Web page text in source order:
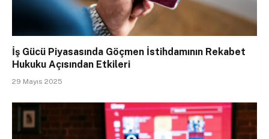
İş Gücü Piyasasında Göçmen İstihdamının Rekabet
Hukuku Açısından Etkileri
29 Mayıs 2025